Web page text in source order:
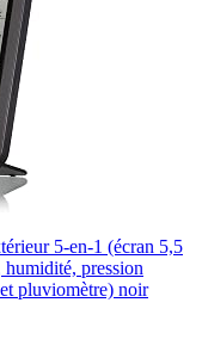
5-en-1 (écran 5,5
humidité, pression
pluviomètre) noir